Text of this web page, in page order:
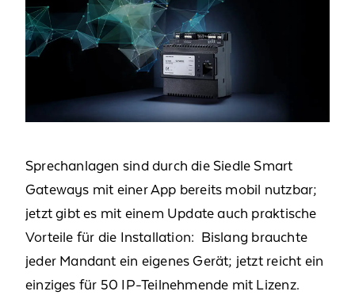
Sprechanlagen sind durch die Siedle Smart
Gateways mit einer App bereits mobil nutzbar;
jetzt gibt es mit einem Update auch praktische
Vorteile für die Installation: Bislang brauchte
jeder Mandant ein eigenes Gerät; jetzt reicht ein
einziges für 50 IP-Teilnehmende mit Lizenz.